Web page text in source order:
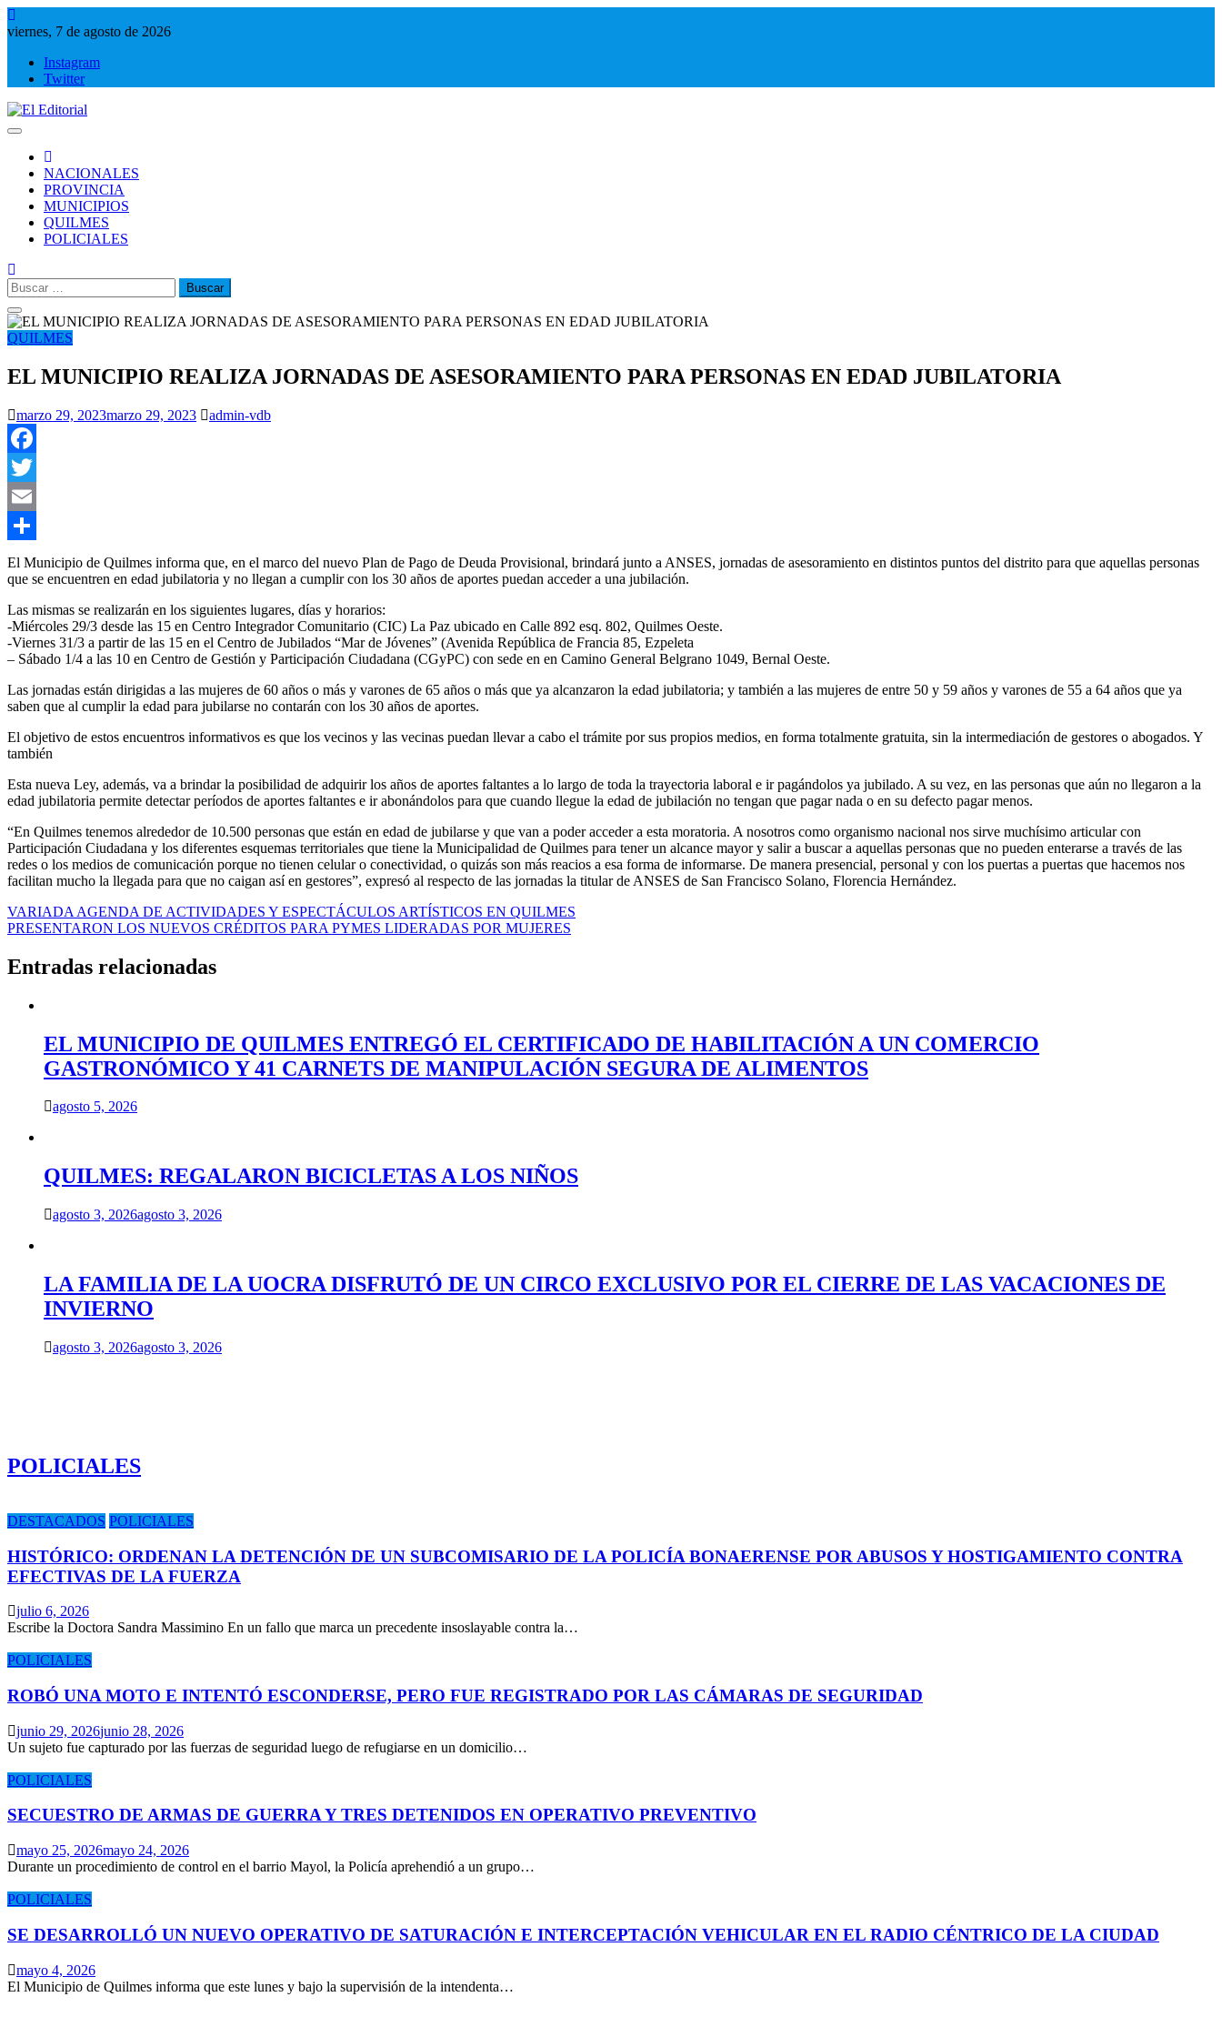
Saltar
al
viernes, 7 de agosto de 2026
Instagram
Twitter
NACIONALES
PROVINCIA
MUNICIPIOS
QUILMES
POLICIALES
Buscar:
QUILMES
EL MUNICIPIO REALIZA JORNADAS DE ASESORAMIENTO PARA PERSONAS EN EDAD JUBILATORIA
marzo 29, 2023marzo 29, 2023 admin-vdb
Facebook
Twitter
Email
Compartir
El Municipio de Quilmes informa que, en el marco del nuevo Plan de Pago de Deuda Provisional, brindará junto a ANSES, jornadas de asesoramiento en distintos puntos del distrito para que aquellas personas
que se encuentren en edad jubilatoria y no llegan a cumplir con los 30 años de aportes puedan acceder a una jubilación.
Las mismas se realizarán en los siguientes lugares, días y horarios:
-Miércoles 29/3 desde las 15 en Centro Integrador Comunitario (CIC) La Paz ubicado en Calle 892 esq. 802, Quilmes Oeste.
-Viernes 31/3 a partir de las 15 en el Centro de Jubilados “Mar de Jóvenes” (Avenida República de Francia 85, Ezpeleta
– Sábado 1/4 a las 10 en Centro de Gestión y Participación Ciudadana (CGyPC) con sede en en Camino General Belgrano 1049, Bernal Oeste.
Las jornadas están dirigidas a las mujeres de 60 años o más y varones de 65 años o más que ya alcanzaron la edad jubilatoria; y también a las mujeres de entre 50 y 59 años y varones de 55 a 64 años que ya
saben que al cumplir la edad para jubilarse no contarán con los 30 años de aportes.
El objetivo de estos encuentros informativos es que los vecinos y las vecinas puedan llevar a cabo el trámite por sus propios medios, en forma totalmente gratuita, sin la intermediación de gestores o abogados. Y
también
Esta nueva Ley, además, va a brindar la posibilidad de adquirir los años de aportes faltantes a lo largo de toda la trayectoria laboral e ir pagándolos ya jubilado. A su vez, en las personas que aún no llegaron a la
edad jubilatoria permite detectar períodos de aportes faltantes e ir abonándolos para que cuando llegue la edad de jubilación no tengan que pagar nada o en su defecto pagar menos.
“En Quilmes tenemos alrededor de 10.500 personas que están en edad de jubilarse y que van a poder acceder a esta moratoria. A nosotros como organismo nacional nos sirve muchísimo articular con
Participación Ciudadana y los diferentes esquemas territoriales que tiene la Municipalidad de Quilmes para tener un alcance mayor y salir a buscar a aquellas personas que no pueden enterarse a través de las
redes o los medios de comunicación porque no tienen celular o conectividad, o quizás son más reacios a esa forma de informarse. De manera presencial, personal y con los puertas a puertas que hacemos nos
facilitan mucho la llegada para que no caigan así en gestores”, expresó al respecto de las jornadas la titular de ANSES de San Francisco Solano, Florencia Hernández.
Navegación
de
entradas
VARIADA AGENDA DE ACTIVIDADES Y ESPECTÁCULOS ARTÍSTICOS EN QUILMES
PRESENTARON LOS NUEVOS CRÉDITOS PARA PYMES LIDERADAS POR MUJERES
Entradas relacionadas
EL MUNICIPIO DE QUILMES ENTREGÓ EL CERTIFICADO DE HABILITACIÓN A UN COMERCIO
GASTRONÓMICO Y 41 CARNETS DE MANIPULACIÓN SEGURA DE ALIMENTOS
agosto 5, 2026
QUILMES: REGALARON BICICLETAS A LOS NIÑOS
agosto 3, 2026agosto 3, 2026
LA FAMILIA DE LA UOCRA DISFRUTÓ DE UN CIRCO EXCLUSIVO POR EL CIERRE DE LAS VACACIONES DE
INVIERNO
agosto 3, 2026agosto 3, 2026
POLICIALES
DESTACADOS POLICIALES
HISTÓRICO: ORDENAN LA DETENCIÓN DE UN SUBCOMISARIO DE LA POLICÍA BONAERENSE POR ABUSOS Y HOSTIGAMIENTO CONTRA
EFECTIVAS DE LA FUERZA
julio 6, 2026
Escribe la Doctora Sandra Massimino En un fallo que marca un precedente insoslayable contra la…
POLICIALES
ROBÓ UNA MOTO E INTENTÓ ESCONDERSE, PERO FUE REGISTRADO POR LAS CÁMARAS DE SEGURIDAD
junio 29, 2026junio 28, 2026
Un sujeto fue capturado por las fuerzas de seguridad luego de refugiarse en un domicilio…
POLICIALES
SECUESTRO DE ARMAS DE GUERRA Y TRES DETENIDOS EN OPERATIVO PREVENTIVO
mayo 25, 2026mayo 24, 2026
Durante un procedimiento de control en el barrio Mayol, la Policía aprehendió a un grupo…
POLICIALES
SE DESARROLLÓ UN NUEVO OPERATIVO DE SATURACIÓN E INTERCEPTACIÓN VEHICULAR EN EL RADIO CÉNTRICO DE LA CIUDAD
mayo 4, 2026
El Municipio de Quilmes informa que este lunes y bajo la supervisión de la intendenta…